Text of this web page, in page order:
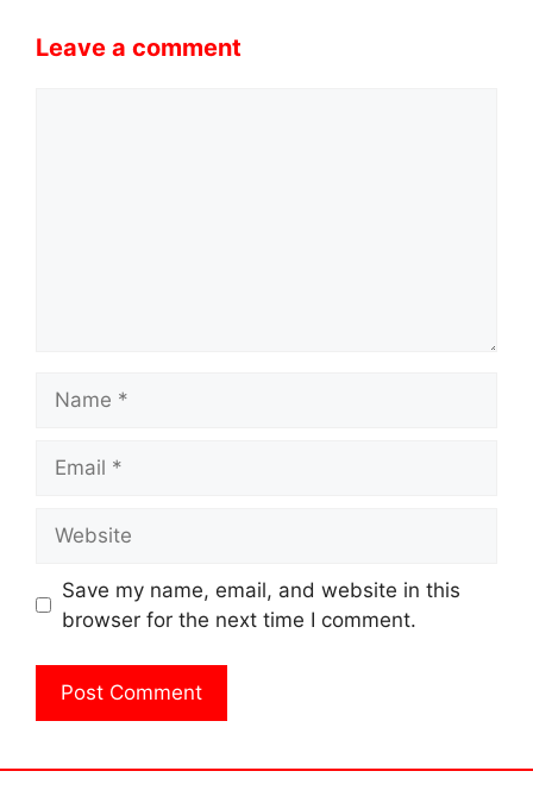
Leave a comment
Save my name, email, and website in this
browser for the next time I comment.